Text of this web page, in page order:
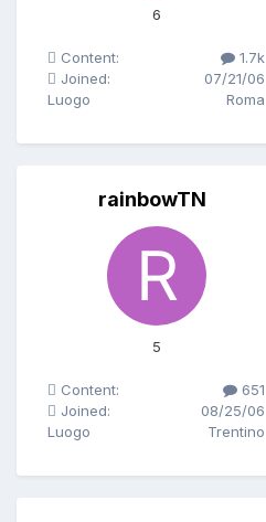
6
Content:
1.7k
Joined:
07/21/06
Luogo
Roma
rainbowTN
5
Content:
651
Joined:
08/25/06
Luogo
Trentino